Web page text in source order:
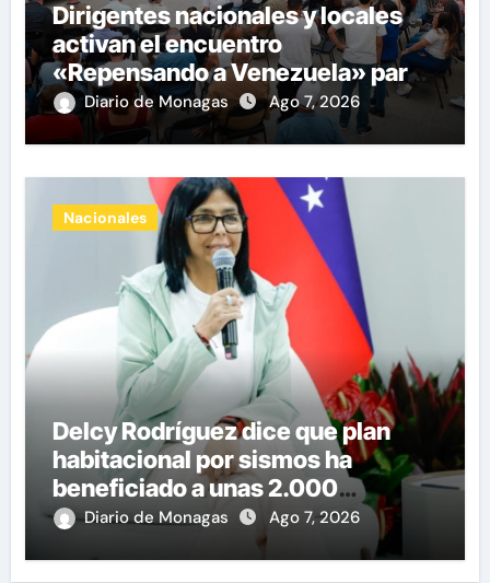
Dirigentes nacionales y locales
activan el encuentro
«Repensando a Venezuela» para
impulsar propuestas desde las
comunidades
Diario de Monagas Ago 7, 2026
Nacionales
Delcy Rodríguez dice que plan
habitacional por sismos ha
beneficiado a unas 2.000
personas en una semana
Diario de Monagas Ago 7, 2026